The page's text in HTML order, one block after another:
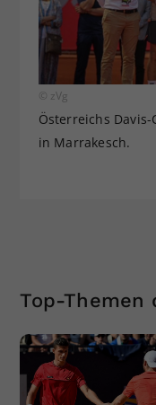
© zVg
Österreichs
in Marrakesch.
Top-Themen